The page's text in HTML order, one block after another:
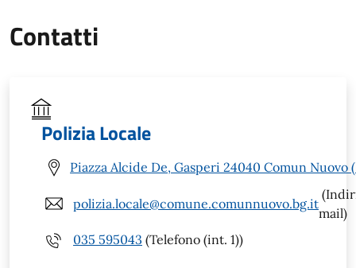
Contatti
Polizia Locale
Piazza Alcide De, Gasperi 24040 Comun Nuovo
polizia.locale@comune.comunnuovo.bg.it
mail)
035 595043 (Telefono (int. 1))